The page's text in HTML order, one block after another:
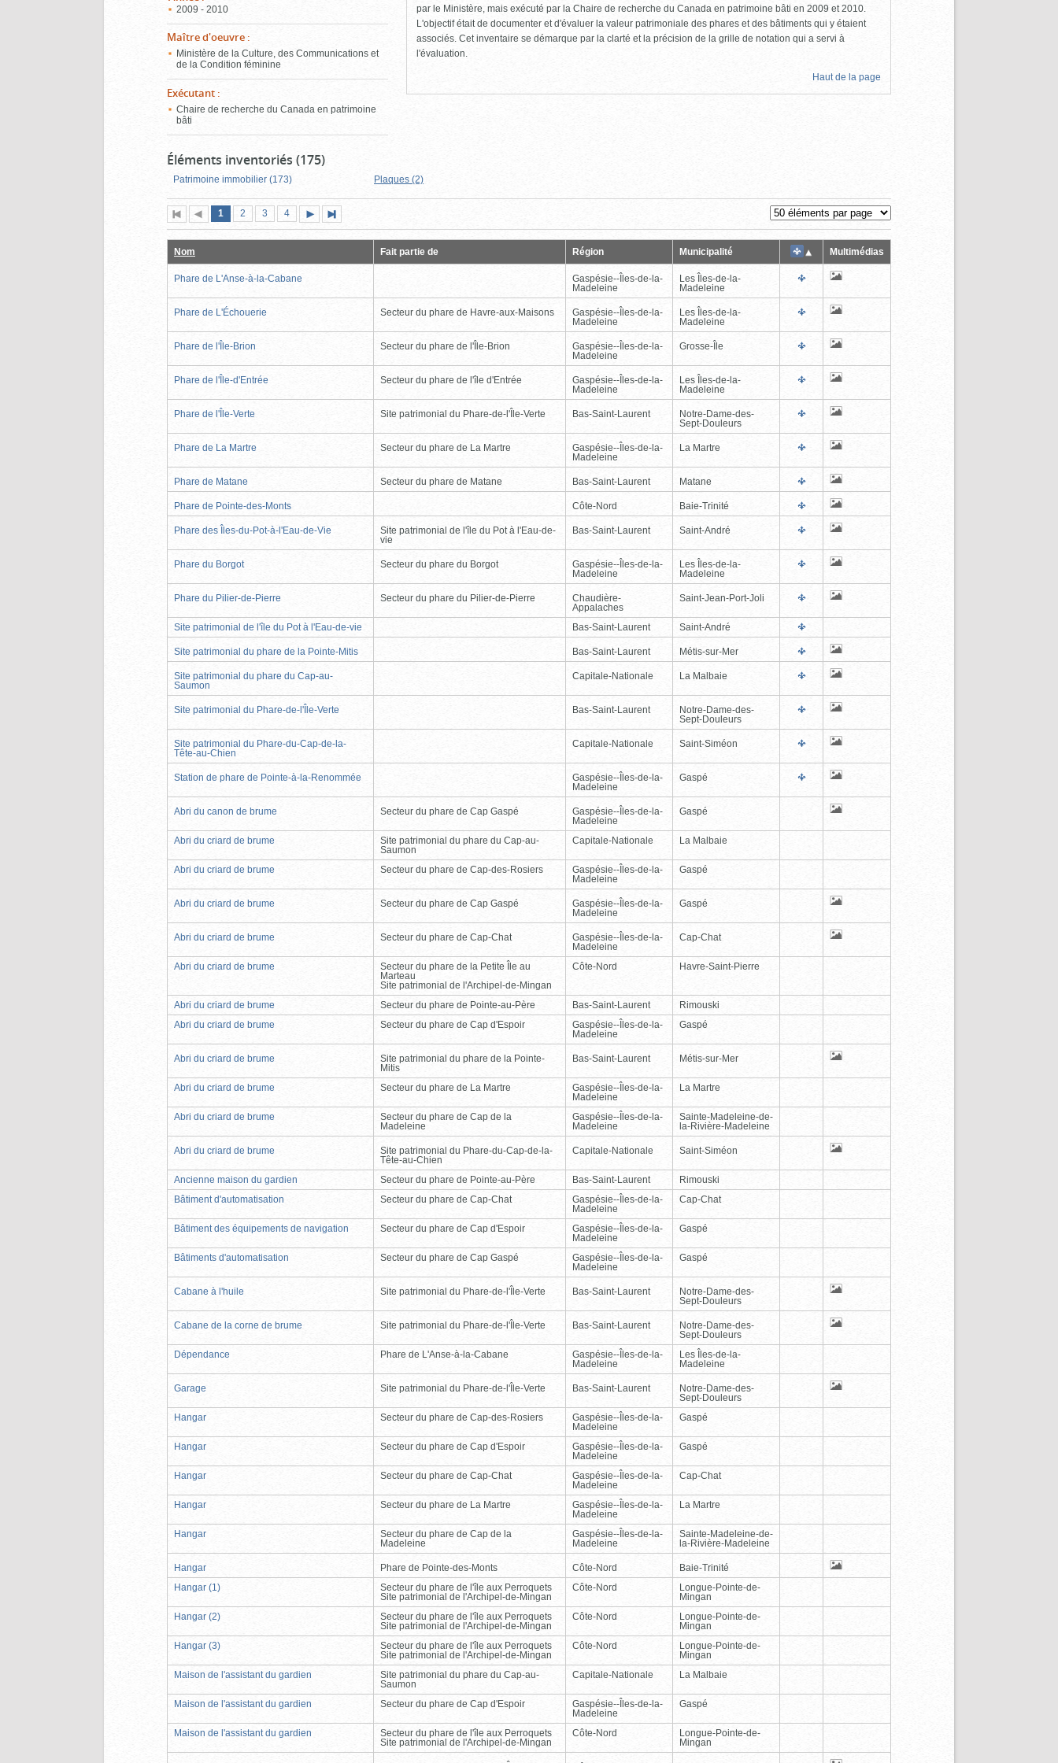
2009 - 2010
Maître d'oeuvre :
Ministère de la Culture, des Communications et
de la Condition féminine
Exécutant :
Chaire de recherche du Canada en patrimoine
bâti
par le Ministère, mais exécuté par la Chaire de recherche du Canada en patrimoine bâti en 2009 et 2010.
L'objectif était de documenter et d'évaluer la valeur patrimoniale des phares et des bâtiments qui y étaient
associés. Cet inventaire se démarque par la clarté et la précision de la grille de notation qui a servi à
l'évaluation.
Haut de la page
Éléments inventoriés (175)
Patrimoine immobilier (173) Plaques (2)
Première
page
Page
précédente
Page
1 (page
actuelle)
Page
2 Page
3 Page
4
suivante
page
Nom Fait partie de Région Municipalité Multimédias
Phare de L'Anse-à-la-Cabane
Gaspésie--Îles-de-la-
Madeleine
Les Îles-de-la-
Madeleine
Phare de L'Échouerie Secteur du phare de Havre-aux-Maisons
Gaspésie--Îles-de-la-
Madeleine
Les Îles-de-la-
Madeleine
Phare de l'Île-Brion Secteur du phare de l'Île-Brion
Gaspésie--Îles-de-la-
Madeleine
Grosse-Île
Phare de l'Île-d'Entrée Secteur du phare de l'île d'Entrée
Gaspésie--Îles-de-la-
Madeleine
Les Îles-de-la-
Madeleine
Phare de l'Île-Verte Site patrimonial du Phare-de-l'Île-Verte Bas-Saint-Laurent
Notre-Dame-des-
Sept-Douleurs
Phare de La Martre Secteur du phare de La Martre
Gaspésie--Îles-de-la-
Madeleine
La Martre
Phare de Matane Secteur du phare de Matane Bas-Saint-Laurent Matane
Phare de Pointe-des-Monts Côte-Nord Baie-Trinité
Phare des Îles-du-Pot-à-l'Eau-de-Vie
Site patrimonial de l'île du Pot à l'Eau-de-
vie
Bas-Saint-Laurent Saint-André
Phare du Borgot Secteur du phare du Borgot
Gaspésie--Îles-de-la-
Madeleine
Les Îles-de-la-
Madeleine
Phare du Pilier-de-Pierre Secteur du phare du Pilier-de-Pierre
Chaudière-
Appalaches
Saint-Jean-Port-Joli
Site patrimonial de l'île du Pot à l'Eau-de-vie Bas-Saint-Laurent Saint-André
Site patrimonial du phare de la Pointe-Mitis Bas-Saint-Laurent Métis-sur-Mer
Site patrimonial du phare du Cap-au-
Saumon
Capitale-Nationale La Malbaie
Site patrimonial du Phare-de-l'Île-Verte Bas-Saint-Laurent
Notre-Dame-des-
Sept-Douleurs
Site patrimonial du Phare-du-Cap-de-la-
Tête-au-Chien
Capitale-Nationale Saint-Siméon
Station de phare de Pointe-à-la-Renommée
Gaspésie--Îles-de-la-
Madeleine
Gaspé
Abri du canon de brume Secteur du phare de Cap Gaspé
Gaspésie--Îles-de-la-
Madeleine
Gaspé
Abri du criard de brume
Site patrimonial du phare du Cap-au-
Saumon
Capitale-Nationale La Malbaie
Abri du criard de brume Secteur du phare de Cap-des-Rosiers
Gaspésie--Îles-de-la-
Madeleine
Gaspé
Abri du criard de brume Secteur du phare de Cap Gaspé
Gaspésie--Îles-de-la-
Madeleine
Gaspé
Abri du criard de brume Secteur du phare de Cap-Chat
Gaspésie--Îles-de-la-
Madeleine
Cap-Chat
Abri du criard de brume
Secteur du phare de la Petite Île au
Marteau
Site patrimonial de l'Archipel-de-Mingan
Côte-Nord Havre-Saint-Pierre
Abri du criard de brume Secteur du phare de Pointe-au-Père Bas-Saint-Laurent
Rimouski
Abri du criard de brume
Secteur du phare de Cap d'Espoir
Gaspésie--Îles-de-la-
Madeleine
Gaspé
Abri du criard de brume
Site patrimonial du phare de la Pointe-
Mitis
Bas-Saint-Laurent Métis-sur-Mer
Abri du criard de brume Secteur du phare de La Martre
Gaspésie--Îles-de-la-
Madeleine
La Martre
Abri du criard de brume
Secteur du phare de Cap de la
Madeleine
Gaspésie--Îles-de-la-
Madeleine
Sainte-Madeleine-de-
la-Rivière-Madeleine
Abri du criard de brume
Site patrimonial du Phare-du-Cap-de-la-
Tête-au-Chien
Capitale-Nationale Saint-Siméon
Ancienne maison du gardien Secteur du phare de Pointe-au-Père Bas-Saint-Laurent
Rimouski
Bâtiment d'automatisation
Secteur du phare de Cap-Chat
Gaspésie--Îles-de-la-
Madeleine
Cap-Chat
Bâtiment des équipements de navigation Secteur du phare de Cap d'Espoir
Gaspésie--Îles-de-la-
Madeleine
Gaspé
Bâtiments d'automatisation Secteur du phare de Cap Gaspé
Gaspésie--Îles-de-la-
Madeleine
Gaspé
Cabane à l'huile Site patrimonial du Phare-de-l'Île-Verte Bas-Saint-Laurent
Notre-Dame-des-
Sept-Douleurs
Cabane de la corne de brume Site patrimonial du Phare-de-l'Île-Verte Bas-Saint-Laurent
Notre-Dame-des-
Sept-Douleurs
Dépendance
Phare de L'Anse-à-la-Cabane
Gaspésie--Îles-de-la-
Madeleine
Les Îles-de-la-
Madeleine
Garage Site patrimonial du Phare-de-l'Île-Verte Bas-Saint-Laurent
Notre-Dame-des-
Sept-Douleurs
Hangar
Secteur du phare de Cap-des-Rosiers
Gaspésie--Îles-de-la-
Madeleine
Gaspé
Hangar Secteur du phare de Cap d'Espoir
Gaspésie--Îles-de-la-
Madeleine
Gaspé
Hangar Secteur du phare de Cap-Chat
Gaspésie--Îles-de-la-
Madeleine
Cap-Chat
Hangar Secteur du phare de La Martre
Gaspésie--Îles-de-la-
Madeleine
La Martre
Hangar
Secteur du phare de Cap de la
Madeleine
Gaspésie--Îles-de-la-
Madeleine
Sainte-Madeleine-de-
la-Rivière-Madeleine
Hangar Phare de Pointe-des-Monts Côte-Nord
Baie-Trinité
Hangar (1)
Secteur du phare de l'île aux Perroquets
Site patrimonial de l'Archipel-de-Mingan
Côte-Nord
Longue-Pointe-de-
Mingan
Hangar (2)
Secteur du phare de l'île aux Perroquets
Site patrimonial de l'Archipel-de-Mingan
Côte-Nord
Longue-Pointe-de-
Mingan
Hangar (3)
Secteur du phare de l'île aux Perroquets
Site patrimonial de l'Archipel-de-Mingan
Côte-Nord
Longue-Pointe-de-
Mingan
Maison de l'assistant du gardien
Site patrimonial du phare du Cap-au-
Saumon
Capitale-Nationale La Malbaie
Maison de l'assistant du gardien Secteur du phare de Cap d'Espoir
Gaspésie--Îles-de-la-
Madeleine
Gaspé
Maison de l'assistant du gardien
Secteur du phare de l'île aux Perroquets
Site patrimonial de l'Archipel-de-Mingan
Côte-Nord
Longue-Pointe-de-
Mingan